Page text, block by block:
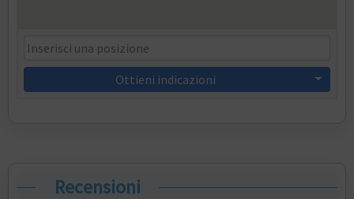
Ottieni indicazioni
Recensioni